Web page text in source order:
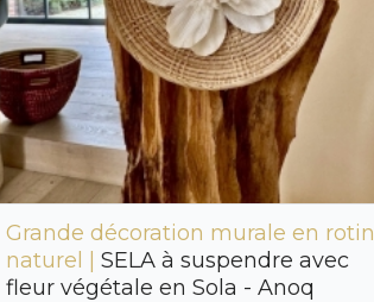
Grande décoration murale en rotin
naturel |SELA à suspendre avec
fleur végétale en Sola - Anoq